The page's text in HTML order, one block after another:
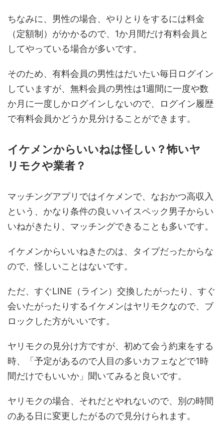
ちなみに、男性の場合、やりとりをするには料金
（定額制）がかかるので、1か月間だけ有料会員と
してやっている場合が多いです。
そのため、有料会員の男性はだいたい毎日ログイン
していますが、無料会員の男性は1週間に一度や数
か月に一度しかログインしないので、ログイン履歴
で有料会員かどうか見分けることができます。
イケメンからいいねは怪しい？怖いヤ
リモクや業者？
マッチングアプリではイケメンで、なおかつ高収入
という、かなり条件の良いハイスペック男子からい
いねがきたり、マッチングできることも多いです。
イケメンからいいねきたのは、タイプだったからな
ので、怪しいことはないです。
ただ、すぐLINE（ライン）交換したがったり、すぐ
会いたがったりするイケメンはヤリモクなので、ブ
ロックした方がいいです。
ヤリモクの見分け方ですが、初めて会う約束をする
時、「予定があるので人目の多いカフェなどで1時
間だけでもいいか」聞いてみると良いです。
ヤリモクの場合、それだとやれないので、別の時間
のある日に変更したがるので見分けられます。